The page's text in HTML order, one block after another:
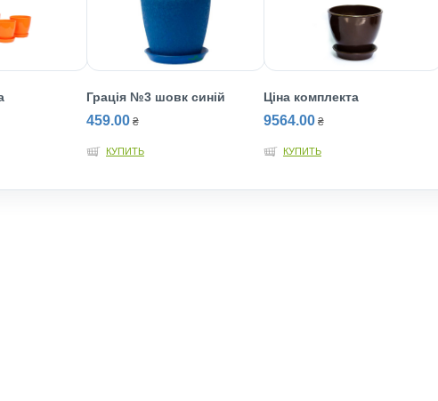
Грація №3 шовк синій
459.00 ₴
КУПИТЬ
Ціна комплекта
9564.00 ₴
КУПИТЬ